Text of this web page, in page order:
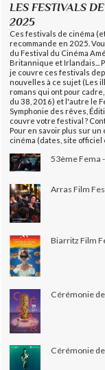
LES FESTIVALS
2025
Ces festivals de cinéma
recommande en 2025.
du Festival du Cinéma
Britannique et Irlandais...
je couvre ces festivals
nouvelles à ce sujet (Les
romans qui ont pour
du 38, 2016) et l'autre le
Symphonie des rêves,
couvre votre festival ?
Pour en savoir plus sur
cinéma (dates, site
53ème Fema
Arras Film
Biarritz Film
Cérémonie
Cérémonie